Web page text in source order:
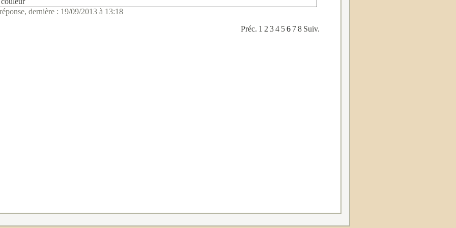
dernière : 19/09/2013 à 13:18
Préc. 1 2 3 4 5 6 7 8 Suiv.